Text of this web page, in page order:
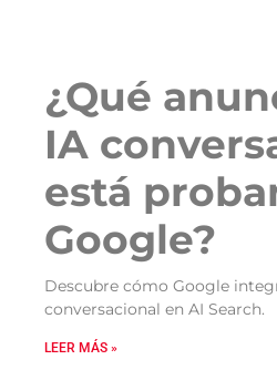
¿Qué
IA
está
Google?
Descubre cómo Google
conversacional en AI Search.
LEER MÁS »